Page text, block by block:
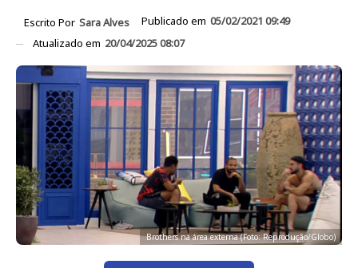
Escrito Por Sara Alves Publicado em 05/02/2021 09:49
Atualizado em 20/04/2025 08:07
Brothers na área externa (Foto: Reprodução/Globo)